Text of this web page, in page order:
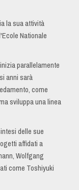
la sua attività
Nationale
parallelamente
anni sarà
come
sviluppa una linea
delle sue
affidati a
Wolfgang
come Toshiyuki